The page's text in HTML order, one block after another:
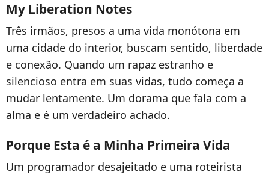
My Liberation Notes
Três irmãos, presos a uma vida monótona em
uma cidade do interior, buscam sentido, liberdade
e conexão. Quando um rapaz estranho e
silencioso entra em suas vidas, tudo começa a
mudar lentamente. Um dorama que fala com a
alma e é um verdadeiro achado.
Porque Esta é a Minha Primeira Vida
Um programador desajeitado e uma roteirista